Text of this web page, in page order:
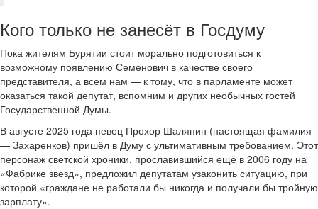
Кого только не занесёт в Госдуму
Пока жителям Бурятии стоит морально подготовиться к
возможному появлению Семенович в качестве своего
представителя, а всем нам — к тому, что в парламенте может
оказаться такой депутат, вспомним и других необычных гостей
Государственной Думы.
В августе 2025 года певец Прохор Шаляпин (настоящая фамилия
— Захаренков) пришёл в Думу с ультимативным требованием. Этот
персонаж светской хроники, прославившийся ещё в 2006 году на
«Фабрике звёзд», предложил депутатам узаконить ситуацию, при
которой «граждане не работали бы никогда и получали бы тройную
зарплату».